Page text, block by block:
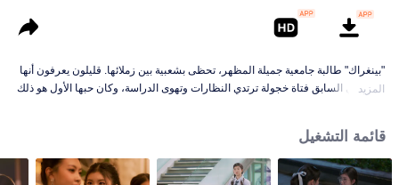
"بينغراك" طالبة جامعية جميلة المظهر، تحظى بشعبية بين زملائها. قليلون يعرفون أنها
كانت في السابق فتاة خجولة ترتدي النظارات وتهوى الدراسة، وكان حبها الأول هو ذلك
هي نفسها تلك الطفلة التي كانت ترتدي النظارات وتتبعها في كل مكان. فماذا سيكون
رأيها لو علمت أن هذه الفتاة كانت معجوبة بها بشدة في الماضي؟
المزيد
قائمة التشغيل